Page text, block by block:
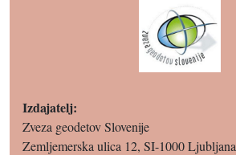
Izdajatelj:
Zveza geodetov Slovenije
Zemljemerska ulica 12, SI-1000 Ljubljana